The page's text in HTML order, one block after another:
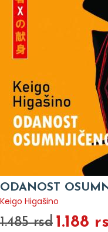
ODANOST
Keigo Higašino
1.485 rsd 1.188